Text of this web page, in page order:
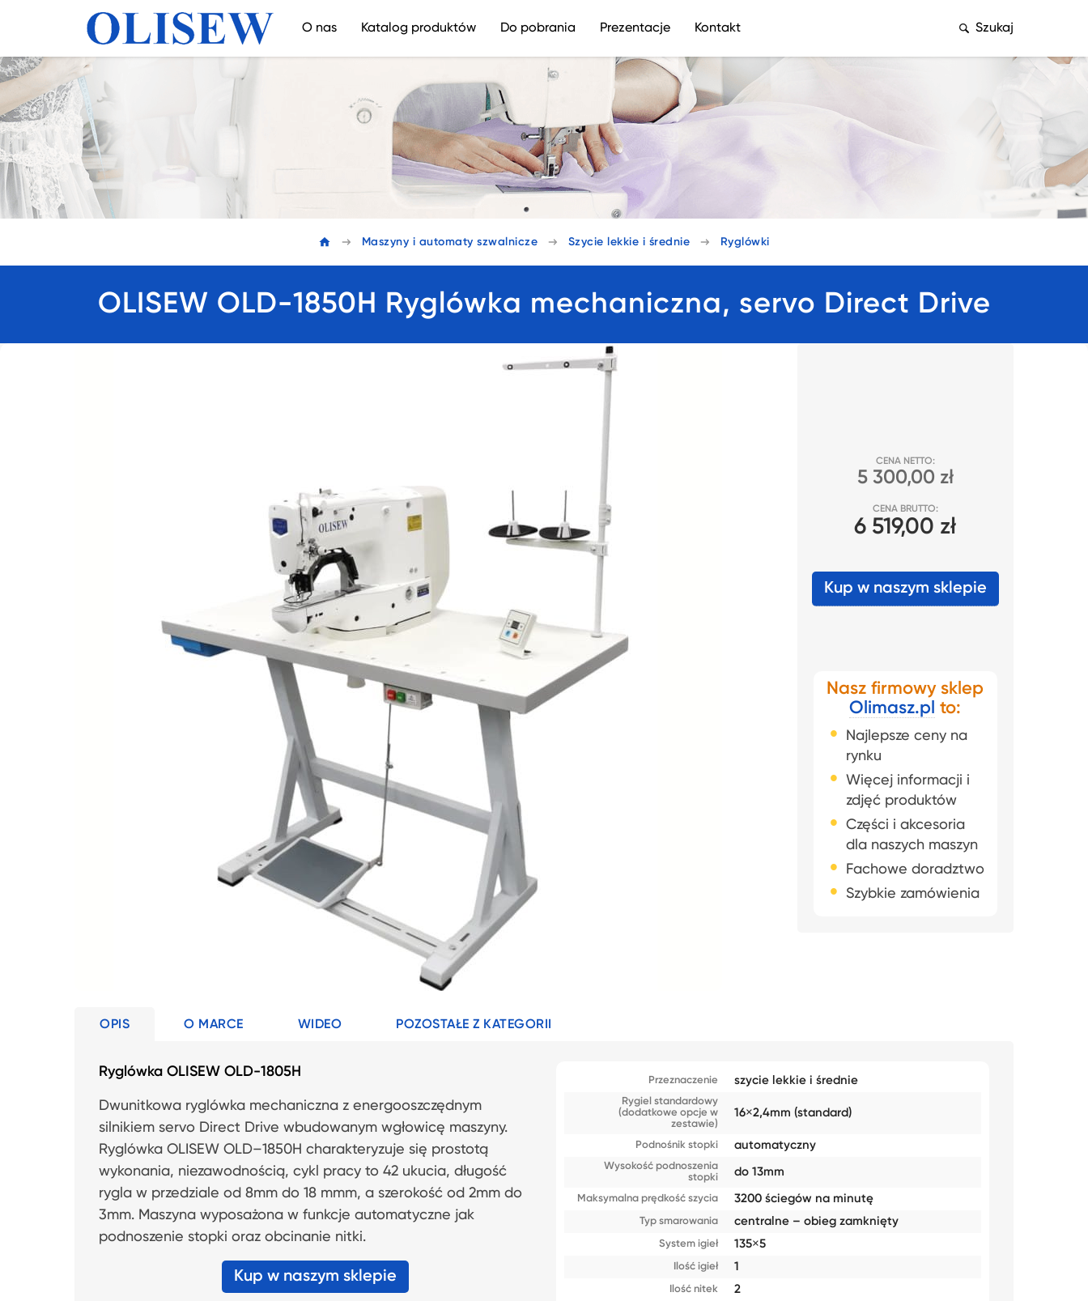
O nas Katalog produktów Do pobrania Prezentacje Kontakt Szukaj
Maszyny i automaty szwalnicze Szycie lekkie i średnie Ryglówki
OLISEW OLD-1850H Ryglówka mechaniczna, servo Direct Drive
CENA NETTO:
5 300,00 zł
CENA BRUTTO:
6 519,00 zł
Kup w naszym sklepie
Nasz firmowy sklep
Olimasz.pl to:
Najlepsze ceny na
rynku
Więcej informacji i
zdjęć produktów
Części i akcesoria
dla naszych maszyn
Fachowe doradztwo
Szybkie zamówienia
OPIS O MARCE WIDEO POZOSTAŁE Z KATEGORII
Ryglówka OLISEW OLD-1805H
Dwunitkowa ryglówka mechaniczna z energooszczędnym
silnikiem servo Direct Drive wbudowanym wgłowicę maszyny.
Ryglówka OLISEW OLD–1850H charakteryzuje się prostotą
wykonania, niezawodnością, cykl pracy to 42 ukucia, długość
rygla w przedziale od 8mm do 18 mmm, a szerokość od 2mm do
3mm. Maszyna wyposażona w funkcje automatyczne jak
podnoszenie stopki oraz obcinanie nitki.
Kup w naszym sklepie
Przeznaczenie szycie lekkie i średnie
Rygiel standardowy
(dodatkowe opcje w
zestawie)
16×2,4mm (standard)
Podnośnik stopki automatyczny
Wysokość podnoszenia
stopki
do 13mm
Maksymalna prędkość szycia 3200 ściegów na minutę
Typ smarowania centralne – obieg zamknięty
System igieł 135×5
Ilość igieł 1
Ilość nitek 2